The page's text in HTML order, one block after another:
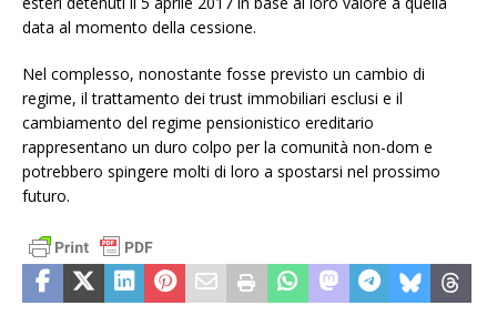
data al momento della cessione.
Nel complesso, nonostante fosse previsto un cambio di
regime, il trattamento dei trust immobiliari esclusi e il
cambiamento del regime pensionistico ereditario
rappresentano un duro colpo per la comunità non-dom e
potrebbero spingere molti di loro a spostarsi nel prossimo
futuro.